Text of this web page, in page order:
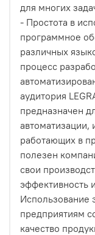
для многих
- Простота в
программное
различных
процесс
аудитория
предназначен
автоматизации,
работающих в
полезен
свои
эффективность
Использование
предприятиям
качество